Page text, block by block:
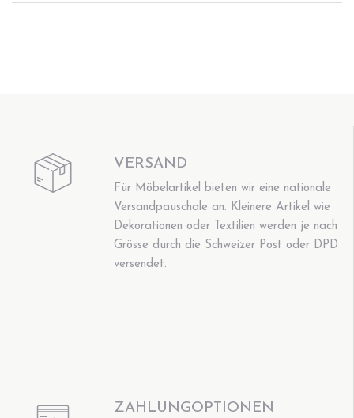
VERSAND
Für Möbelartikel bieten wir eine nationale
Versandpauschale an. Kleinere Artikel wie
Dekorationen oder Textilien werden je nach
Grösse durch die Schweizer Post oder DPD
versendet.
ZAHLUNGOPTIONEN